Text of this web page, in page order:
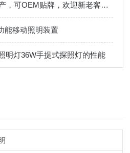
JW7112/HP同款已量产，可OEM贴牌，欢迎新老客户订购！
能移动照明装置
明灯36W手提式探照灯的性能